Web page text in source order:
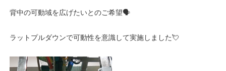
背中の可動域を広げたいとのご希望🗣️
ラットプルダウンで可動性を意識して実施しました💘